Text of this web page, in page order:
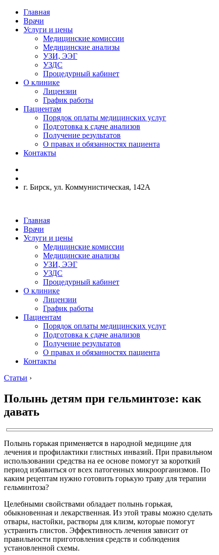
Главная
Врачи
Услуги и цены
Медицинские комиссии
Медицинские анализы
УЗИ, ЭЭГ
УЗДС
Процедурный кабинет
О клинике
Лицензии
График работы
Пациентам
Порядок оплаты медицинских услуг
Подготовка к сдаче анализов
Получение результатов
О правах и обязанностях пациента
Контакты
г. Бирск, ул. Коммунистическая, 142А
Главная
Врачи
Услуги и цены
Медицинские комиссии
Медицинские анализы
УЗИ, ЭЭГ
УЗДС
Процедурный кабинет
О клинике
Лицензии
График работы
Пациентам
Порядок оплаты медицинских услуг
Подготовка к сдаче анализов
Получение результатов
О правах и обязанностях пациента
Контакты
Статьи ›
Полынь детям при гельминтозе: как
давать
Полынь горькая применяется в народной медицине для
лечения и профилактики глистных инвазий. При правильном
использовании средства на ее основе помогут за короткий
период избавиться от всех патогенных микроорганизмов. По
каким рецептам нужно готовить горькую траву для терапии
гельминтоза?
Целебными свойствами обладает полынь горькая,
обыкновенная и лекарственная. Из этой травы можно сделать
отвары, настойки, растворы для клизм, которые помогут
устранить глистов. Эффективность лечения зависит от
правильности приготовления средств и соблюдения
установленной схемы.